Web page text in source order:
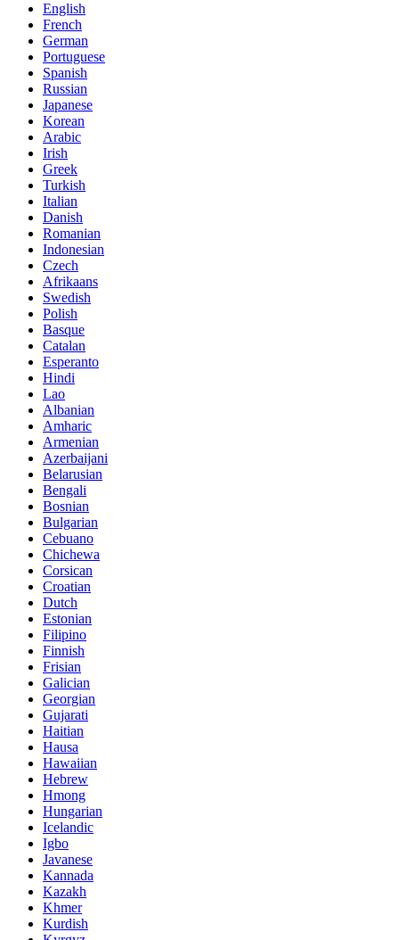
English
French
German
Portuguese
Spanish
Russian
Japanese
Korean
Arabic
Irish
Greek
Turkish
Italian
Danish
Romanian
Indonesian
Czech
Afrikaans
Swedish
Polish
Basque
Catalan
Esperanto
Hindi
Lao
Albanian
Amharic
Armenian
Azerbaijani
Belarusian
Bengali
Bosnian
Bulgarian
Cebuano
Chichewa
Corsican
Croatian
Dutch
Estonian
Filipino
Finnish
Frisian
Galician
Georgian
Gujarati
Haitian
Hausa
Hawaiian
Hebrew
Hmong
Hungarian
Icelandic
Igbo
Javanese
Kannada
Kazakh
Khmer
Kurdish